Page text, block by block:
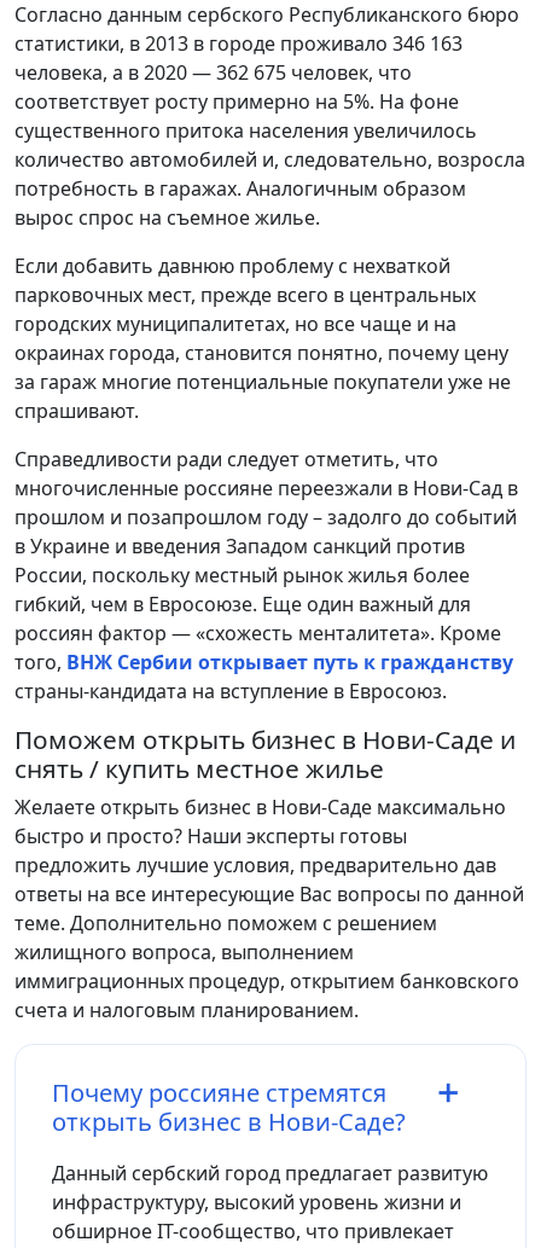
Согласно данным сербского Республиканского бюро
статистики, в 2013 в городе проживало 346 163
человека, а в 2020 — 362 675 человек, что
соответствует росту примерно на 5%. На фоне
существенного притока населения увеличилось
количество автомобилей и, следовательно, возросла
потребность в гаражах. Аналогичным образом
вырос спрос на съемное жилье.
Если добавить давнюю проблему с нехваткой
парковочных мест, прежде всего в центральных
городских муниципалитетах, но все чаще и на
окраинах города, становится понятно, почему цену
за гараж многие потенциальные покупатели уже не
спрашивают.
Справедливости ради следует отметить, что
многочисленные россияне переезжали в Нови-Сад в
прошлом и позапрошлом году – задолго до событий
в Украине и введения Западом санкций против
России, поскольку местный рынок жилья более
гибкий, чем в Евросоюзе. Еще один важный для
россиян фактор — «схожесть менталитета». Кроме
того, ВНЖ Сербии открывает путь к гражданству
страны-кандидата на вступление в Евросоюз.
Поможем открыть бизнес в Нови-Саде и
снять / купить местное жилье
Желаете открыть бизнес в Нови-Саде максимально
быстро и просто? Наши эксперты готовы
предложить лучшие условия, предварительно дав
ответы на все интересующие Вас вопросы по данной
теме. Дополнительно поможем с решением
жилищного вопроса, выполнением
иммиграционных процедур, открытием банковского
счета и налоговым планированием.
Почему россияне стремятся
открыть бизнес в Нови-Саде?
Данный сербский город предлагает развитую
инфраструктуру, высокий уровень жизни и
обширное IT-сообщество, что привлекает